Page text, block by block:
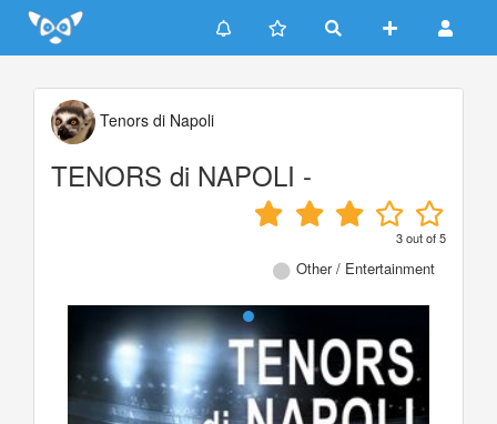
Update cookies preferences
Tenors di Napoli
TENORS di NAPOLI -
3out of5
Other / Entertainment